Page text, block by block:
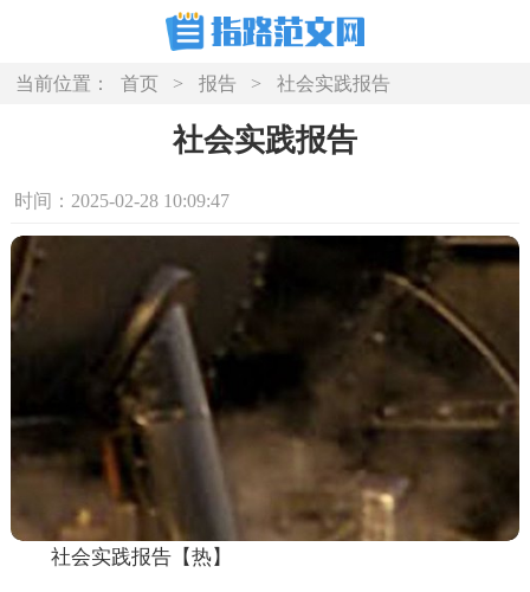
当前位置： 首页 > 报告 > 社会实践报告
社会实践报告
时间：2025-02-28 10:09:47
社会实践报告【热】